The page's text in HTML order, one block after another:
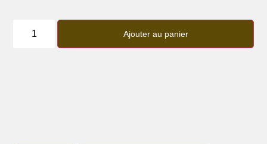
Bracelet
Ajouter au panier